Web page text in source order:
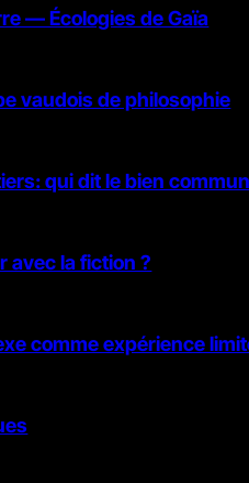
— Écologies de Gaïa
vaudois de philosophie
qui dit le bien
avec la fiction ?
comme expérience